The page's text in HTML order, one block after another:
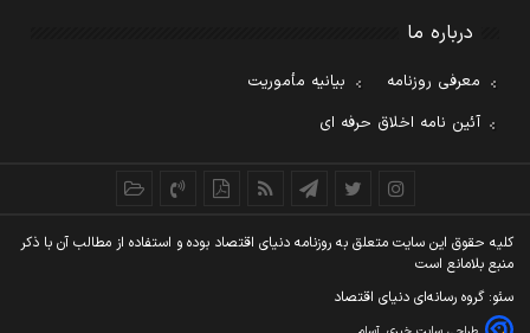
درباره ما
معرفی روزنامه
بیانیه مأموریت
آئین نامه اخلاق حرفه ای
کليه حقوق اين سايت متعلق به روزنامه دنيای اقتصاد بوده و استفاده از مطالب آن با ذکر
منبع بلامانع است
سئو: گروه رسانه‌ای دنیای اقتصاد